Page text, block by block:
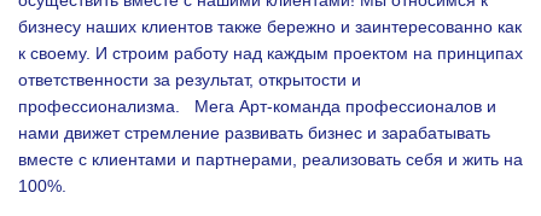
бизнесу наших клиентов также бережно и заинтересованно как
к своему. И строим работу над каждым проектом на принципах
ответственности за результат, открытости и
профессионализма. Мега Арт-команда профессионалов и
нами движет стремление развивать бизнес и зарабатывать
вместе с клиентами и партнерами, реализовать себя и жить на
100%.